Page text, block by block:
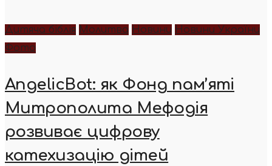
Дитяча біблія Молитва Новини Новини України
Фото
AngelicBot: як Фонд пам’яті
Митрополита Мефодія
розвиває цифрову
катехизацію дітей